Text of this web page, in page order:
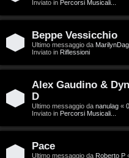
a
r
p
o
s
Inviato in Percorsi Musicali...
Beppe Vessicchio
Ultimo messaggio da MarilynDag
Inviato in Riflessioni
Alex Gaudino &
D
Ultimo messaggio da nanulag «
Inviato in Percorsi Musicali...
Pace
Ultimo messaggio da Roberto P
g
D
'
A
g
o
s